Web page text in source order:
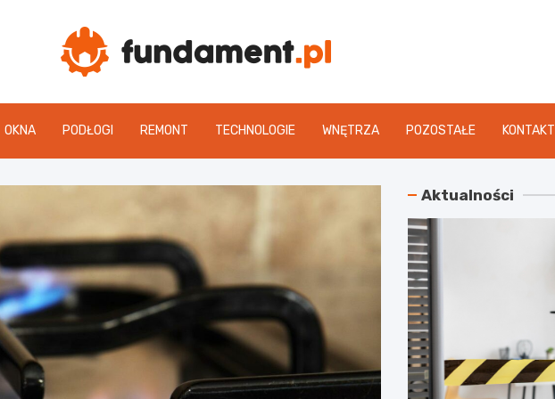
OKNA PODŁOGI REMONT TECHNOLOGIE WNĘTRZA POZOSTAŁE KONTAKT
Aktualności